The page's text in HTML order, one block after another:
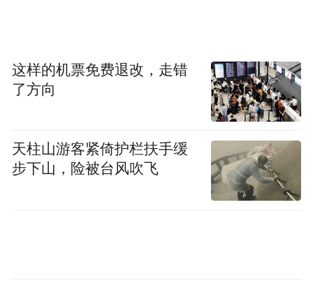
这样的机票免费退改，走错
了方向
天柱山游客紧倚护栏扶手缓
步下山，险被台风吹飞